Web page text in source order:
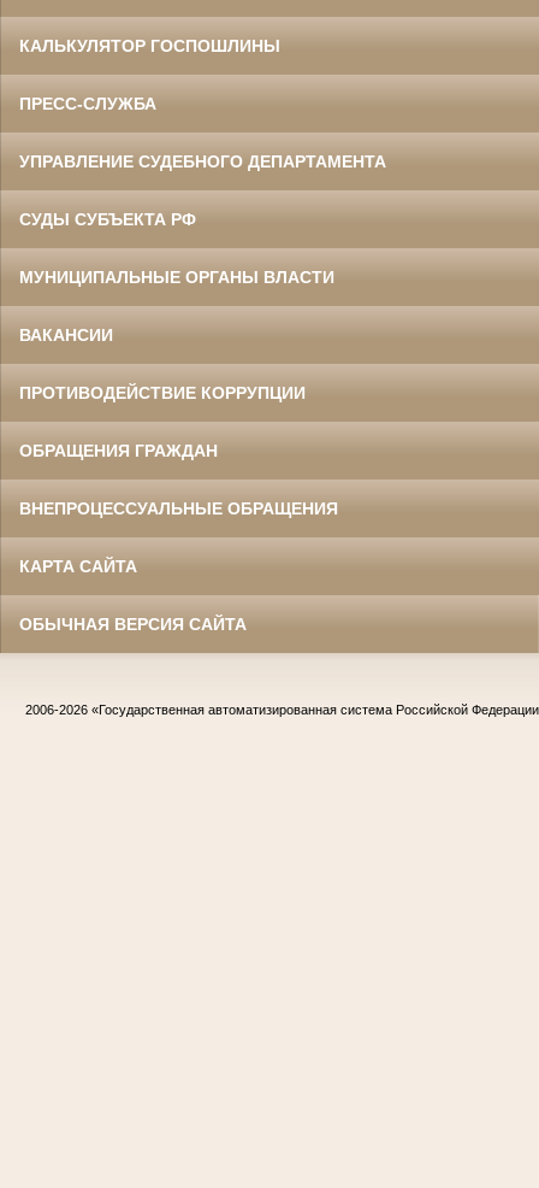
КАЛЬКУЛЯТОР ГОСПОШЛИНЫ
ПРЕСС-СЛУЖБА
УПРАВЛЕНИЕ СУДЕБНОГО ДЕПАРТАМЕНТА
СУДЫ СУБЪЕКТА РФ
МУНИЦИПАЛЬНЫЕ ОРГАНЫ ВЛАСТИ
ВАКАНСИИ
ПРОТИВОДЕЙСТВИЕ КОРРУПЦИИ
ОБРАЩЕНИЯ ГРАЖДАН
ВНЕПРОЦЕССУАЛЬНЫЕ ОБРАЩЕНИЯ
КАРТА САЙТА
ОБЫЧНАЯ ВЕРСИЯ САЙТА
2006-2026 «Государственная автоматизированная система Российской